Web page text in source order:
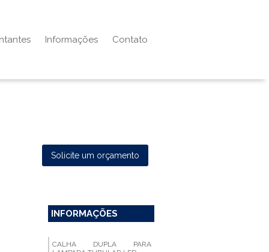
Informações Contato
Solicite um orçamento
INFORMAÇÕES
CALHA DUPLA PARA